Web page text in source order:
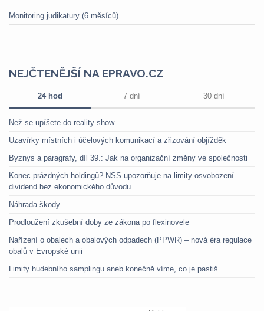
Monitoring judikatury (6 měsíců)
NEJČTENĚJŠÍ NA EPRAVO.CZ
24 hod 7 dní 30 dní
Než se upíšete do reality show
Uzavírky místních i účelových komunikací a zřizování objížděk
Byznys a paragrafy, díl 39.: Jak na organizační změny ve společnosti
Konec prázdných holdingů? NSS upozorňuje na limity osvobození
dividend bez ekonomického důvodu
Náhrada škody
Prodloužení zkušební doby ze zákona po flexinovele
Nařízení o obalech a obalových odpadech (PPWR) – nová éra regulace
obalů v Evropské unii
Limity hudebního samplingu aneb konečně víme, co je pastiš